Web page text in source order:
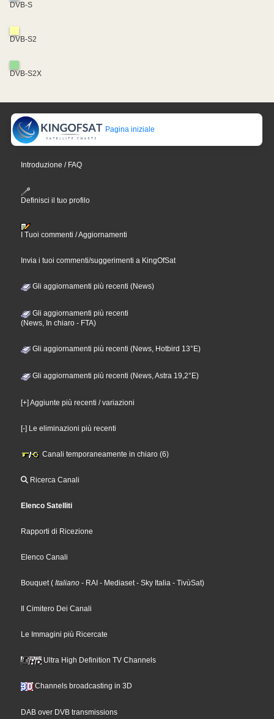
DVB-S
DVB-S2
DVB-S2X
Pagina iniziale
Introduzione / FAQ
Definisci il tuo profilo
I Tuoi commenti / Aggiornamenti
Invia i tuoi commenti/suggerimenti a KingOfSat
Gli aggiornamenti più recenti (News)
Gli aggiornamenti più recenti
(News, In chiaro - FTA)
Gli aggiornamenti più recenti (News, Hotbird 13°E)
Gli aggiornamenti più recenti (News, Astra 19,2°E)
[+] Aggiunte più recenti / variazioni
[-] Le eliminazioni più recenti
Canali temporaneamente in chiaro (6)
Ricerca Canali
Elenco Satelliti
Rapporti di Ricezione
Elenco Canali
Bouquet ( Italiano - RAI - Mediaset - Sky Italia - TivùSat)
Il Cimitero Dei Canali
Le Immagini più Ricercate
Ultra High Definition TV Channels
Channels broadcasting in 3D
DAB over DVB transmissions